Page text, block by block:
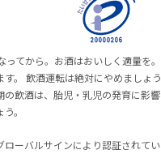
ってから。お酒はおいしく適量を
。 飲酒運転は絶対にやめましょう
飲酒は、胎児・乳児の発育に影響
。
ローバルサインにより認証されて